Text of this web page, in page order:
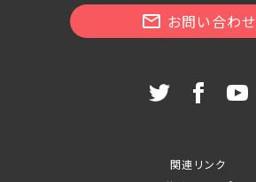
お問い合わせ
関連リンク